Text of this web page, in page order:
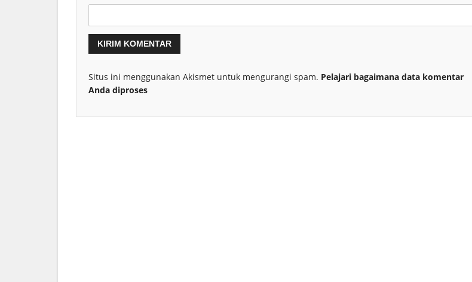
Situs ini menggunakan Akismet untuk mengurangi spam. Pelajari bagaimana data komentar
Anda diproses